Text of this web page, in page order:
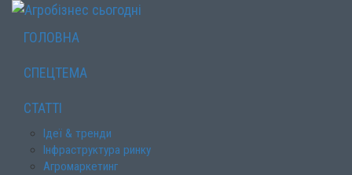
ГОЛОВНА
СПЕЦТЕМА
СТАТТІ
Ідеї & тренди
Інфраструктура ринку
Агромаркетинг